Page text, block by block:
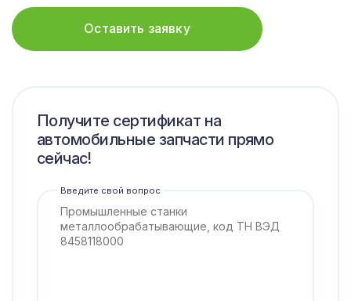
Оставить заявку
Получите сертификат на
автомобильные запчасти прямо
сейчас!
Введите свой вопрос